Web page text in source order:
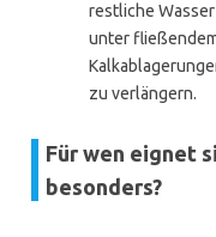
restliche
unter
zu verlängern.
Für wen eignet
besonders?